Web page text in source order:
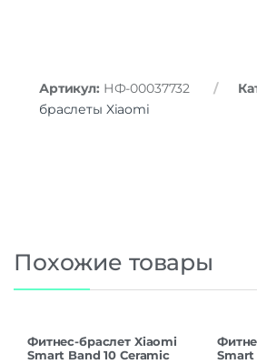
Артикул: НФ-00037732
браслеты Xiaomi
Похожие товары
Фитнес-браслет Xiaomi
Smart Band 10 Ceramic
Smart